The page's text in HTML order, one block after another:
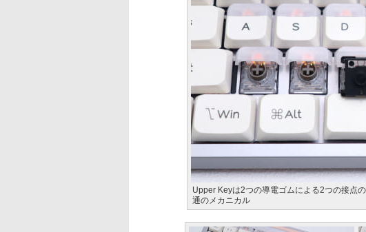
Upper Keyは2つの導電ゴムによる2つの接点
通のメカニカル